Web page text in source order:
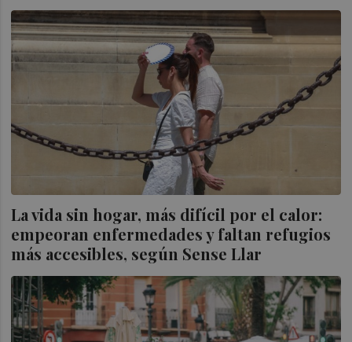
La vida sin hogar, más difícil por el calor:
empeoran enfermedades y faltan refugios
más accesibles, según Sense Llar